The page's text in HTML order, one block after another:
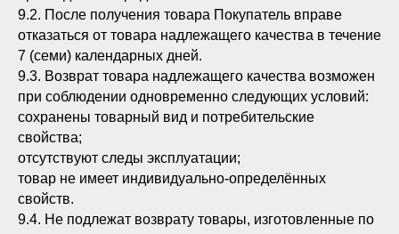
9.2. После получения товара Покупатель вправе
отказаться от товара надлежащего качества в течение
7 (семи) календарных дней.
9.3. Возврат товара надлежащего качества возможен
при соблюдении одновременно следующих условий:
сохранены товарный вид и потребительские
свойства;
отсутствуют следы эксплуатации;
товар не имеет индивидуально-определённых
свойств.
9.4. Не подлежат возврату товары, изготовленные по